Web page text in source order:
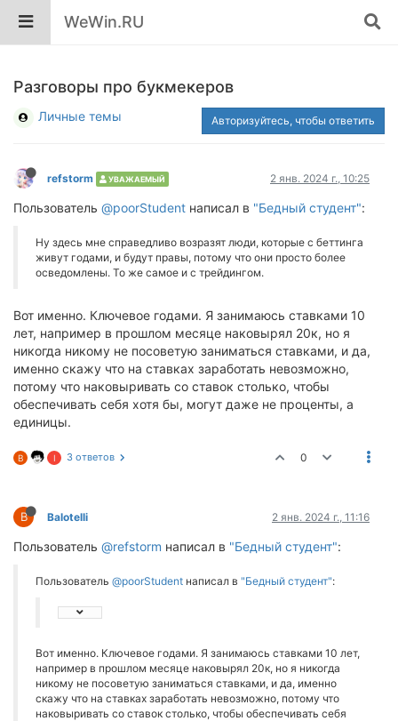
WeWin.RU
Разговоры про букмекеров
Личные темы Авторизуйтесь, чтобы ответить
refstorm УВАЖАЕМЫЙ 2 янв. 2024 г., 10:25
Пользователь @poorStudent написал в "Бедный студент":
Ну здесь мне справедливо возразят люди, которые с беттинга
живут годами, и будут правы, потому что они просто более
осведомлены. То же самое и с трейдингом.
Вот именно. Ключевое годами. Я занимаюсь ставками 10
лет, например в прошлом месяце наковырял 20к, но я
никогда никому не посоветую заниматься ставками, и да,
именно скажу что на ставках заработать невозможно,
потому что наковыривать со ставок столько, чтобы
обеспечивать себя хотя бы, могут даже не проценты, а
единицы.
B I 3 ответов 0
B Balotelli 2 янв. 2024 г., 11:16
Пользователь @refstorm написал в "Бедный студент":
Пользователь @poorStudent написал в "Бедный студент":
Вот именно. Ключевое годами. Я занимаюсь ставками 10 лет,
например в прошлом месяце наковырял 20к, но я никогда
никому не посоветую заниматься ставками, и да, именно
скажу что на ставках заработать невозможно, потому что
наковыривать со ставок столько, чтобы обеспечивать себя